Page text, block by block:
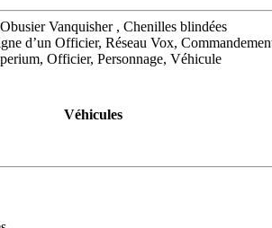
Vanquisher , Chenilles blindées
d’un Officier, Réseau Vox,
Officier, Personnage, Véhicule
Véhicules